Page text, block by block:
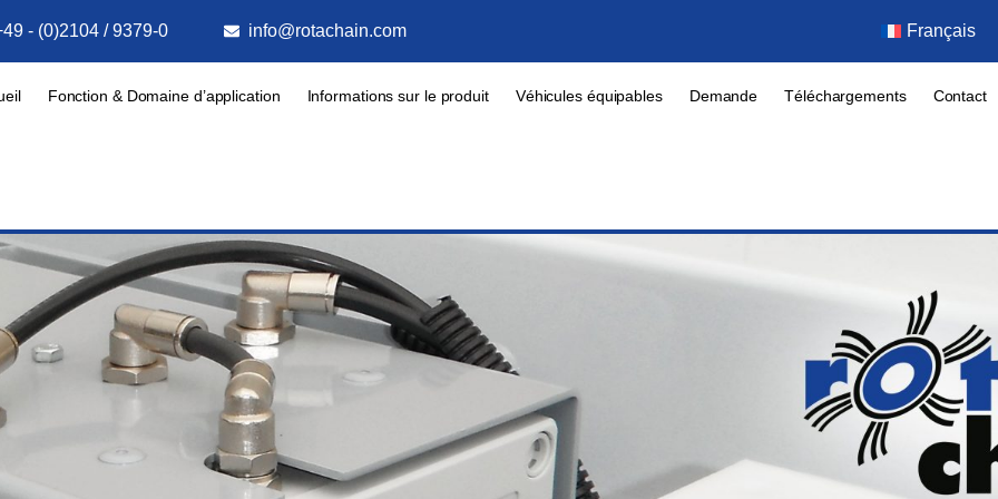
Français
- (0)2104 / 9379-0 info@rotachain.com
Fonction & Domaine d’application Informations sur le produit Véhicules équipables Demande Téléchargements Contact